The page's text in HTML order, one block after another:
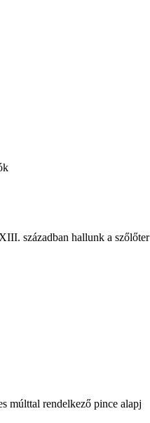
században hallunk a szőlőter
múlttal rendelkező pince alapj